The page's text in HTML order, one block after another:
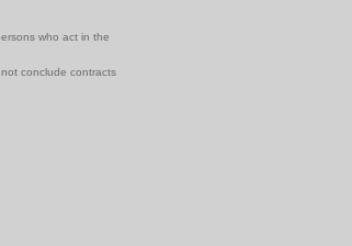
who act in the
conclude contracts